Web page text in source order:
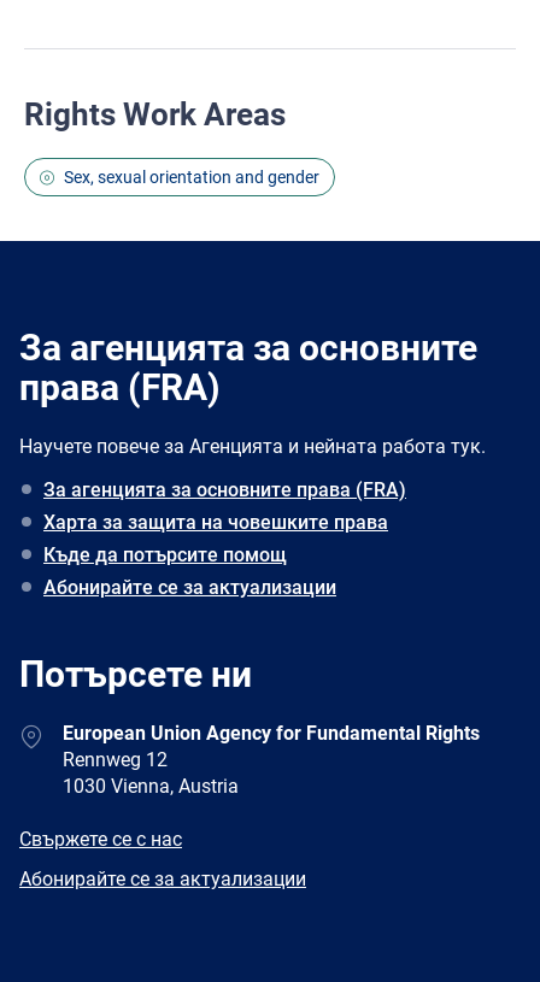
Rights Work Areas
Sex, sexual orientation and gender
За агенцията за основните
права (FRA)
Научете повече за Агенцията и нейната работа тук.
За агенцията за основните права (FRA)
Харта за защита на човешките права
Къде да потърсите помощ
Абонирайте се за актуализации
Потърсете ни
AddressEuropean Union Agency for Fundamental Rights
Rennweg 12
1030 Vienna, Austria
E-
Свържете се с нас
Newsletter
Абонирайте се за актуализации